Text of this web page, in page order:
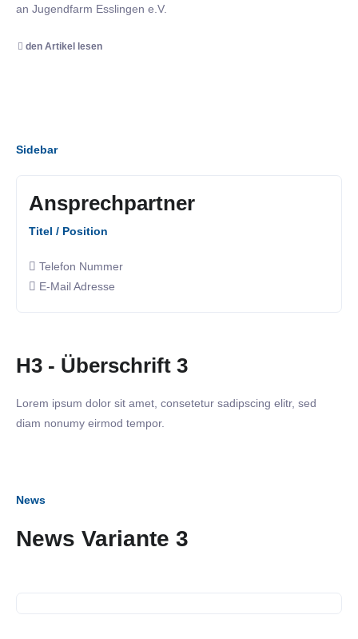
an Jugendfarm Esslingen e.V.
den Artikel lesen
Sidebar
Ansprechpartner
Titel / Position
Telefon Nummer
E-Mail Adresse
H3 - Überschrift 3
Lorem ipsum dolor sit amet, consetetur sadipscing elitr, sed
diam nonumy eirmod tempor.
News
News Variante 3